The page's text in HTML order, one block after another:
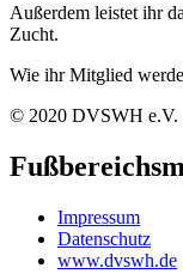
Außerdem leistet ihr
Zucht.
Wie ihr Mitglied
© 2020 DVSWH e.V.
Impressum
Datenschutz
www.dvswh.de